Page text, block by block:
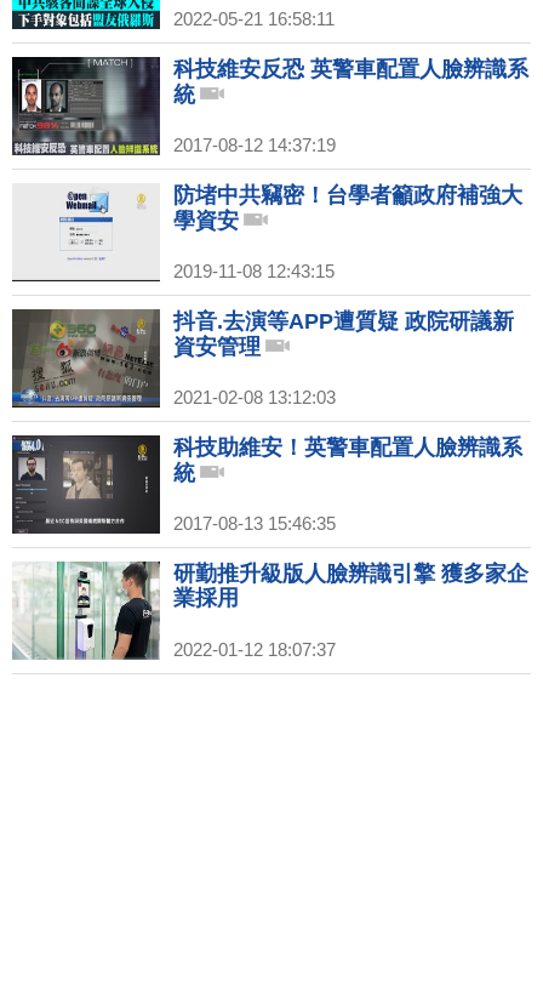
2022-05-21 16:58:11
科技維安反恐 英警車配置人臉辨識系
統
2017-08-12 14:37:19
防堵中共竊密！台學者籲政府補強大
學資安
2019-11-08 12:43:15
抖音.去演等APP遭質疑 政院研議新
資安管理
2021-02-08 13:12:03
科技助維安！英警車配置人臉辨識系
統
2017-08-13 15:46:35
研勤推升級版人臉辨識引擎 獲多家企
業採用
2022-01-12 18:07:37